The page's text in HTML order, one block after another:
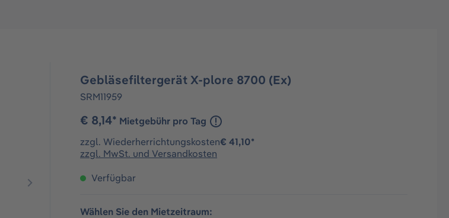
Gebläsefiltergerät X-plore 8700 (Ex)
SRM11959
Mietgebühr pro Tag
€ 8,14*
zzgl. Wiederherrichtungskosten€ 41,10*
zzgl. MwSt. und Versandkosten
Verfügbar
Wählen Sie den Mietzeitraum: